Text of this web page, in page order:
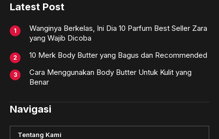
Latest Post
Wanginya Berkelas, Ini Dia 10 Parfum Best Seller Zara
yang Wajib Dicoba
10 Merk Body Butter yang Bagus dan Recommended
Cara Menggunakan Body Butter Untuk Kulit yang
Benar
Navigasi
Tentang Kami